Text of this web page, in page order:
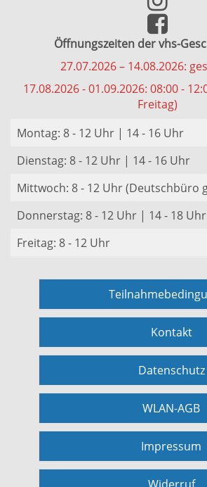
Öffnungszeiten der vhs-
27.07.2026 – 14.08.2026:
17.08.2026 - 01.09.2026: 08:00 -
Freitag)
Montag: 8 - 12 Uhr | 14 - 16 Uhr
Dienstag: 8 - 12 Uhr | 14 - 16 Uhr
Mittwoch: 8 - 12 Uhr (Deutschbüro
Donnerstag: 8 - 12 Uhr | 14 - 18 Uhr
Freitag: 8 - 12 Uhr
Kontakt
Datenschutz
WLAN-AGB
Impressum